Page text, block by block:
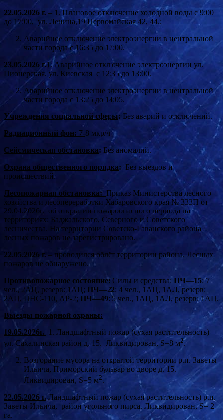
22.05.2026 г. – 1. Плановое отключение холодной воды с 9:00
до 17:00, ул. Ленина,19 Первомайская 42, 44.;
Аварийное отключение электроэнергии в центральной
части города с 16:35 до 17:00.
23.05.2026 г.1. Аварийное отключение электроэнергии ул.
Пионерская, ул. Киевская с 12:35 до 13:00.
Аварийное отключение электроэнергии в центральной
части города с 13:25 до 14:05.
Учреждения социальной сферы: Без аварий и отключений.
Радиационный фон: 7-8 мкр/ч.
Сейсмическая обстановка: Без аномалий.
Охрана общественного порядка: Без выездов и
происшествий.
Лесопожарная обстановка: Приказ Министерства лесного
хозяйства и лесопереработки Хабаровского края № 333П от
29.04.2026г. об открытии пожароопасного периода на
территориях: Баджальского, Северного и Советского
лесничества. На территории Советско-Гаванского района
лесных пожаров не зарегистрировано.
22.05.2026 г. – проводился облёт территории района. Лесных
пожаров не обнаружено.
Противопожарное состояние: Силы и средства: ПЧ—15: 7
чел., 2АЦ, резерв: 1АЦ; ПЧ—22: 4 чел., 1АЦ, 1АЛ, резерв:
2АЦ, ПНС-110, АР-2; ПЧ—49: 5 чел., 1АЦ, 1АЛ, резерв: 1АЦ.
Выезды пожарной охраны:
19.05.2026г.
1. Ландшафтный пожар (сухая растительность)
ул. Сахалинская район д. 15. Ликвидирован, S=8 м2.
Возгорание мусора на открытой территории р.п. Заветы
Ильича, Приморский бульвар во дворе д. 15.
Ликвидирован, S=5 м2.
22.05.2026 г.Ландшафтный пожар (сухая растительность) р.п.
Заветы Ильича, район угольного пирса. Ликвидирован, S= 2
га.